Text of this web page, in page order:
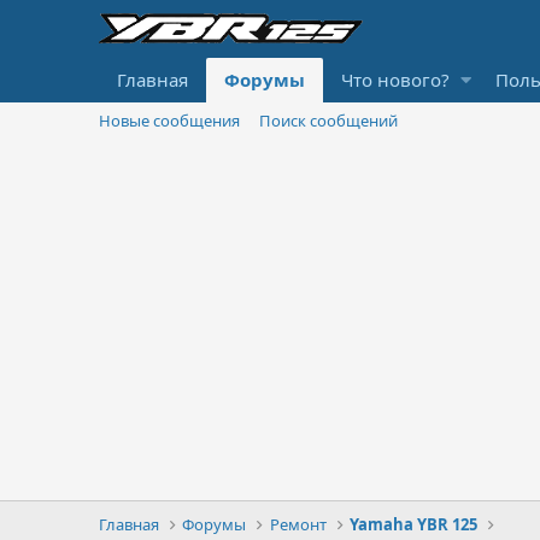
Главная Форумы Что нового?
Новые сообщения Поиск сообщений
Главная Форумы Ремонт Yamaha YBR 125